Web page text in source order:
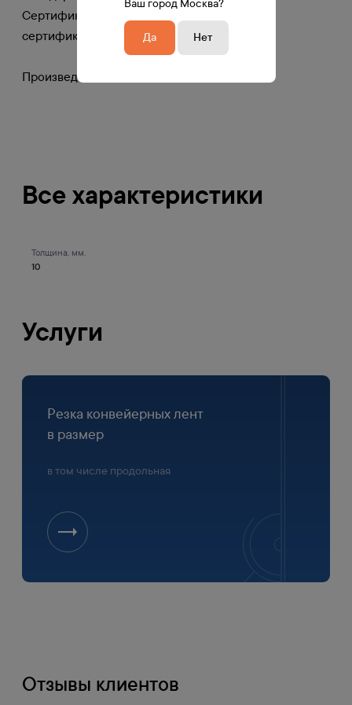
Сертификат: Не подлежит обязательной
сертификации
Произведено в России
Все характеристики
Толщина, мм.
10
Услуги
Резка конвейерных лент
в размер
в том числе продольная
Отзывы клиентов
Ваш город Москва?
Да Нет